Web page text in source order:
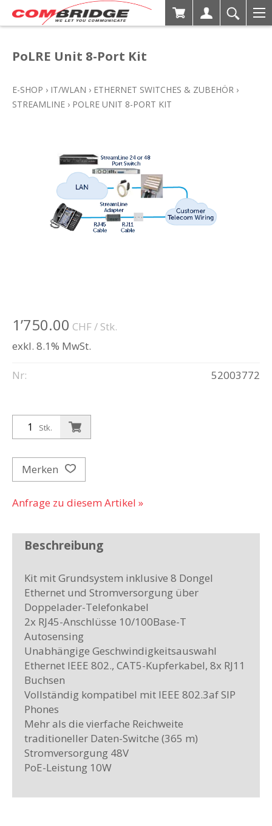
PoLRE Unit 8-Port Kit
E-SHOP › IT/WLAN › ETHERNET SWITCHES & ZUBEHÖR ›
STREAMLINE › POLRE UNIT 8-PORT KIT
1’750.00 CHF/ Stk.
exkl. 8.1% MwSt.
Nr: 52003772
Stk.
Merken
Anfrage zu diesem Artikel »
Beschreibung
Kit mit Grundsystem inklusive 8 Dongel
Ethernet und Stromversorgung über
Doppelader-Telefonkabel
2x RJ45-Anschlüsse 10/100Base-T
Autosensing
Unabhängige Geschwindigkeitsauswahl
Ethernet IEEE 802., CAT5-Kupferkabel, 8x RJ11
Buchsen
Vollständig kompatibel mit IEEE 802.3af SIP
Phones
Mehr als die vierfache Reichweite
traditioneller Daten-Switche (365 m)
Stromversorgung 48V
PoE-Leistung 10W